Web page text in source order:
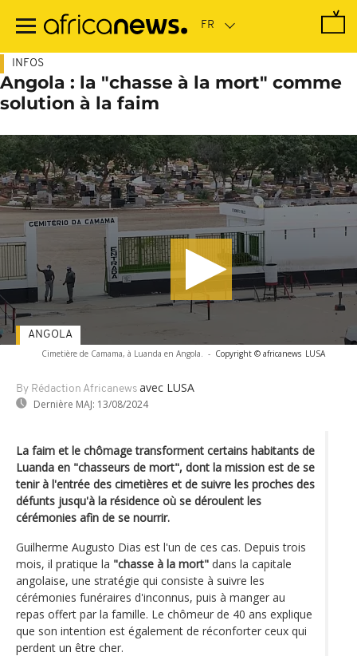
contenu
INFOS
Angola : la "chasse à la mort" comme
solution à la faim
Cimetière de Camama, à Luanda en Angola. - Copyright © africanews LUSA
By Rédaction Africanews avec LUSA
Dernière MAJ: 13/08/2024
ANGOLA
La faim et le chômage transforment certains habitants de
Luanda en "chasseurs de mort", dont la mission est de se
tenir à l'entrée des cimetières et de suivre les proches des
défunts jusqu'à la résidence où se déroulent les
cérémonies afin de se nourrir.
Guilherme Augusto Dias est l'un de ces cas. Depuis trois
mois, il pratique la "chasse à la mort" dans la capitale
angolaise, une stratégie qui consiste à suivre les
cérémonies funéraires d'inconnus, puis à manger au
repas offert par la famille. Le chômeur de 40 ans explique
que son intention est également de réconforter ceux qui
perdent un être cher.